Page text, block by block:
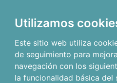
Utilizamos
Este sitio web utiliza
de seguimiento para
navegación con los
la funcionalidad básica del